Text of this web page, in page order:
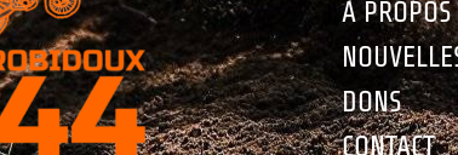
À PROPOS
DONS
CONTACT